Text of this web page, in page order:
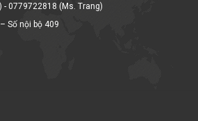
- 0779722818 (Ms. Trang)
Số nội bộ 409